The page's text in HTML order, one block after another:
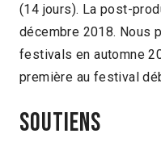
(14 jours). La post-
décembre 2018. Nous
festivals en automne
première au festival
Soutiens